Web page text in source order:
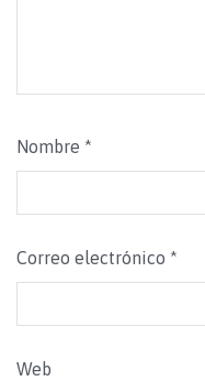
Nombre *
Correo electrónico *
Web